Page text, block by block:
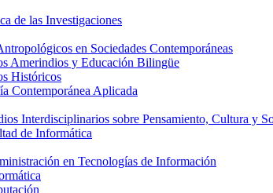
de las Investigaciones
en Sociedades Contemporáneas
Amerindios y Educación Bilingüe
Históricos
Contemporánea Aplicada
Interdisciplinarios sobre Pensamiento, Cultura y
de Informática
en Tecnologías de Información